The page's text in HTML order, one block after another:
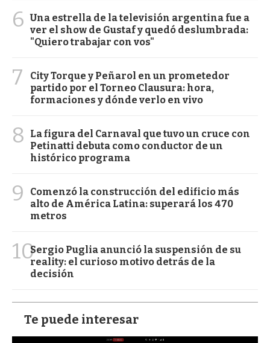
6 Una estrella de la televisión argentina fue a
ver el show de Gustaf y quedó deslumbrada:
"Quiero trabajar con vos"
7
City Torque y Peñarol en un prometedor
partido por el Torneo Clausura: hora,
formaciones y dónde verlo en vivo
8
La figura del Carnaval que tuvo un cruce con
Petinatti debuta como conductor de un
histórico programa
9
Comenzó la construcción del edificio más
alto de América Latina: superará los 470
metros
10Sergio Puglia anunció la suspensión de su
reality: el curioso motivo detrás de la
decisión
Te puede interesar